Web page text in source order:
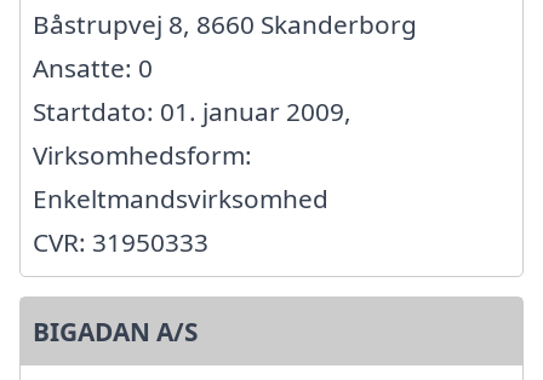
Båstrupvej 8, 8660 Skanderborg
Ansatte: 0
Startdato: 01. januar 2009,
Virksomhedsform:
Enkeltmandsvirksomhed
CVR: 31950333
BIGADAN A/S